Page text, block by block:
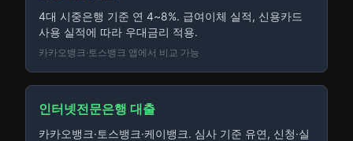
4대 시중은행 기준 연 4~8%. 급여이체 실적, 신용카드
사용 실적에 따라 우대금리 적용.
카카오뱅크·토스뱅크 앱에서 비교 가능
인터넷전문은행 대출
카카오뱅크·토스뱅크·케이뱅크. 심사 기준 유연, 신청·실